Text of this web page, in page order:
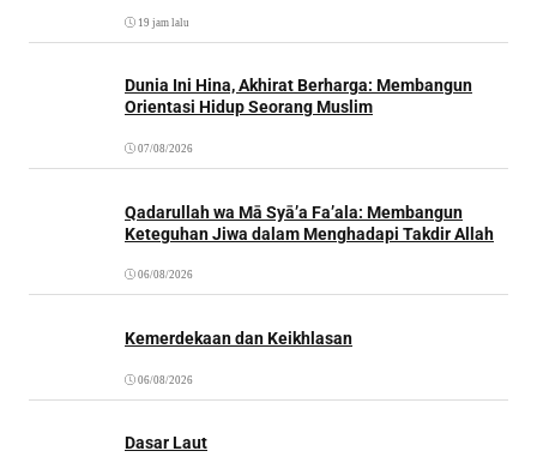
19 jam lalu
Dunia Ini Hina, Akhirat Berharga: Membangun
Orientasi Hidup Seorang Muslim
07/08/2026
Qadarullah wa Mā Syā’a Fa’ala: Membangun
Keteguhan Jiwa dalam Menghadapi Takdir Allah
06/08/2026
Kemerdekaan dan Keikhlasan
06/08/2026
Dasar Laut